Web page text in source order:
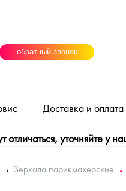
обратный звонок
Доставка и оплата
уточняйте у
→ Зеркала парикмахерские